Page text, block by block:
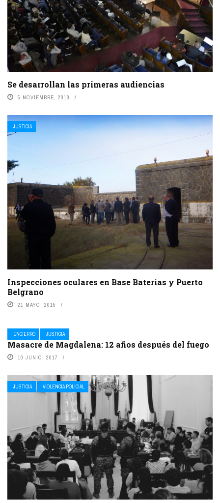
Se desarrollan las primeras audiencias
5 NOVIEMBRE, 2018
JUSTICIA
Inspecciones oculares en Base Baterías y Puerto
Belgrano
21 MAYO, 2015
ENCIERRO JUSTICIA
Masacre de Magdalena: 12 años después del fuego
10 JUNIO, 2017
JUSTICIA VIOLENCIA POLICIAL